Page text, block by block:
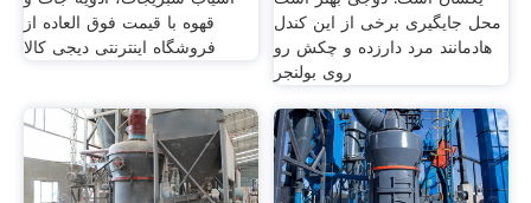
قهوه با قیمت فوق العاده از
فروشگاه اینترنتی دیجی کالا
محل جایگیری برخی از این کندل
هادمانند مرد دارزده و چکش رو
روی بولنجر